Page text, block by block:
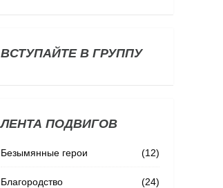
ВСТУПАЙТЕ В ГРУППУ
ЛЕНТА ПОДВИГОВ
(12)
Безымянные герои
(24)
Благородство